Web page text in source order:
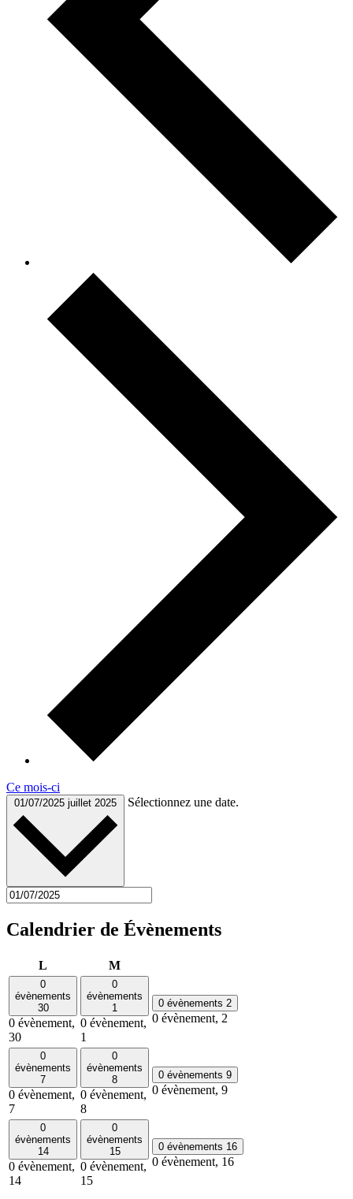
Ce mois-ci
01/07/2025 juillet 2025 Sélectionnez une date.
Calendrier de Évènements
L Mmardi
0
évènements
30
0 évènement,
30
0
évènements
1
0 évènement,
1
0 évènements 2
0 évènement, 2
0
évènements
7
0 évènement,
7
0
évènements
8
0 évènement,
8
0 évènements 9
0 évènement, 9
0
évènements
14
0 évènement,
14
0
évènements
15
0 évènement,
15
0 évènements 16
0 évènement, 16